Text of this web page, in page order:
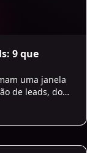
9 que
uma janela
de leads, do